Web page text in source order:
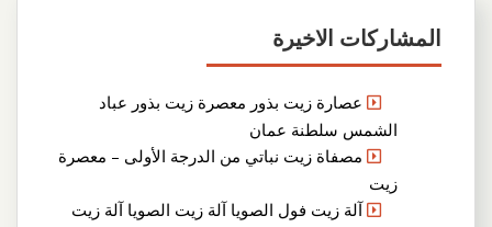
المشاركات الاخيرة
عصارة زيت بذور معصرة زيت بذور عباد
الشمس سلطنة عمان
مصفاة زيت نباتي من الدرجة الأولى – معصرة
زيت
آلة زيت فول الصويا آلة زيت الصويا آلة زيت